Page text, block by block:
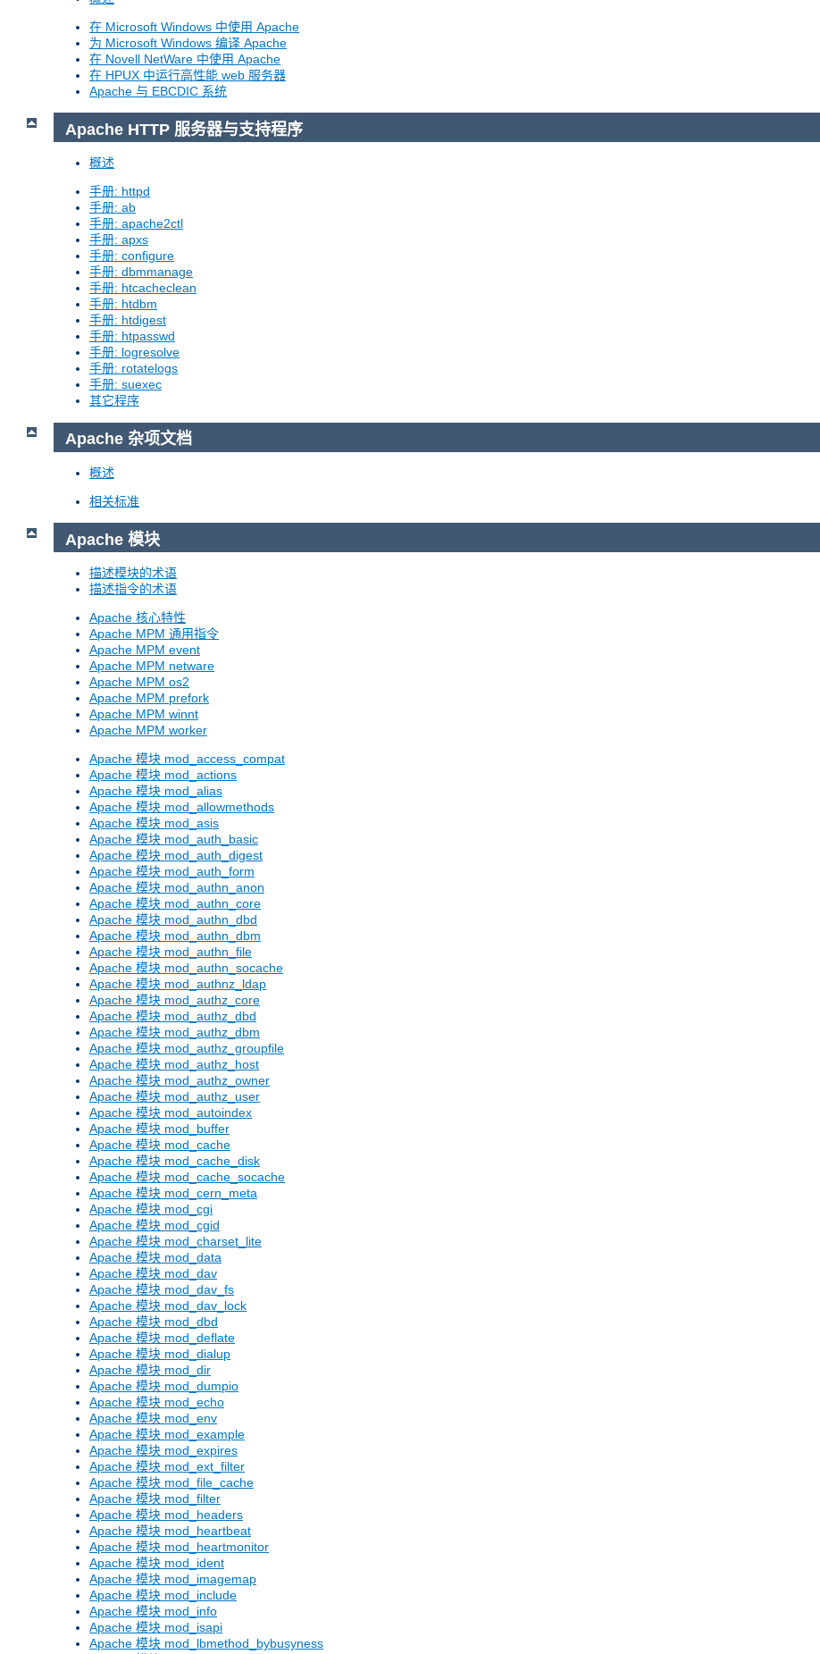
在 Microsoft Windows 中使用 Apache
为 Microsoft Windows 编译 Apache
在 Novell NetWare 中使用 Apache
在 HPUX 中运行高性能 web 服务器
Apache 与 EBCDIC 系统
Apache HTTP 服务器与支持程序
概述
手册: httpd
手册: ab
手册: apache2ctl
手册: apxs
手册: configure
手册: dbmmanage
手册: htcacheclean
手册: htdbm
手册: htdigest
手册: htpasswd
手册: logresolve
手册: rotatelogs
手册: suexec
其它程序
Apache 杂项文档
概述
相关标准
Apache 模块
描述模块的术语
描述指令的术语
Apache 核心特性
Apache MPM 通用指令
Apache MPM event
Apache MPM netware
Apache MPM os2
Apache MPM prefork
Apache MPM winnt
Apache MPM worker
Apache 模块 mod_access_compat
Apache 模块 mod_actions
Apache 模块 mod_alias
Apache 模块 mod_allowmethods
Apache 模块 mod_asis
Apache 模块 mod_auth_basic
Apache 模块 mod_auth_digest
Apache 模块 mod_auth_form
Apache 模块 mod_authn_anon
Apache 模块 mod_authn_core
Apache 模块 mod_authn_dbd
Apache 模块 mod_authn_dbm
Apache 模块 mod_authn_file
Apache 模块 mod_authn_socache
Apache 模块 mod_authnz_ldap
Apache 模块 mod_authz_core
Apache 模块 mod_authz_dbd
Apache 模块 mod_authz_dbm
Apache 模块 mod_authz_groupfile
Apache 模块 mod_authz_host
Apache 模块 mod_authz_owner
Apache 模块 mod_authz_user
Apache 模块 mod_autoindex
Apache 模块 mod_buffer
Apache 模块 mod_cache
Apache 模块 mod_cache_disk
Apache 模块 mod_cache_socache
Apache 模块 mod_cern_meta
Apache 模块 mod_cgi
Apache 模块 mod_cgid
Apache 模块 mod_charset_lite
Apache 模块 mod_data
Apache 模块 mod_dav
Apache 模块 mod_dav_fs
Apache 模块 mod_dav_lock
Apache 模块 mod_dbd
Apache 模块 mod_deflate
Apache 模块 mod_dialup
Apache 模块 mod_dir
Apache 模块 mod_dumpio
Apache 模块 mod_echo
Apache 模块 mod_env
Apache 模块 mod_example
Apache 模块 mod_expires
Apache 模块 mod_ext_filter
Apache 模块 mod_file_cache
Apache 模块 mod_filter
Apache 模块 mod_headers
Apache 模块 mod_heartbeat
Apache 模块 mod_heartmonitor
Apache 模块 mod_ident
Apache 模块 mod_imagemap
Apache 模块 mod_include
Apache 模块 mod_info
Apache 模块 mod_isapi
Apache 模块 mod_lbmethod_bybusyness